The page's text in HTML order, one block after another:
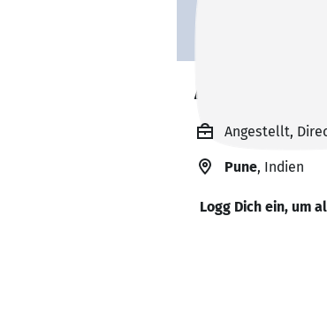
Abhishek
Angestellt,
Pune, Indien
Logg Dich ein, um